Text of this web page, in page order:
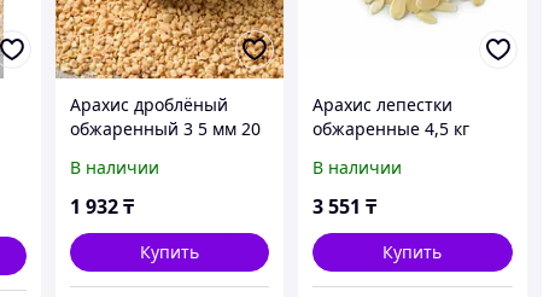
Арахис дроблёный
обжаренный 3 5 мм 20
В наличии
1 932₸
Купить
Арахис лепестки
обжаренные 4,5 кг
В наличии
3 551 ₸
Купить